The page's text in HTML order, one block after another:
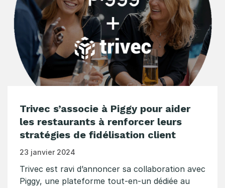
Trivec s’associe à Piggy pour aider
les restaurants à renforcer leurs
stratégies de fidélisation client
23 janvier 2024
Trivec est ravi d’annoncer sa collaboration avec
Piggy, une plateforme tout-en-un dédiée au